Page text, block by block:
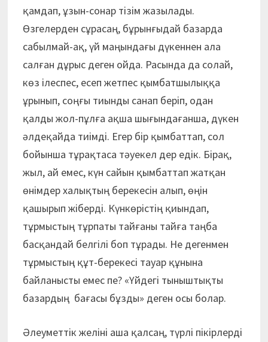
қамдап, ұзын-сонар тізім жазылады.
Өзгелерден сұрасаң, бұрынғыдай базарда
сабылмай-ақ, үй маңындағы дүкеннен ала
салған дұрыс деген ойда. Расында да солай,
көз ілеспес, есеп жетпес қымбатшылыққа
ұрынып, соңғы тиынды санап беріп, одан
қалды жол-пұлға ақша шығындағанша, дүкен
әлдеқайда тиімді. Егер бір қымбаттап, сол
бойынша тұрақтаса тәуекел дер едік. Бірақ,
жыл, ай емес, күн сайын қымбаттап жатқан
өнімдер халықтың берекесін алып, өңін
қашырып жіберді. Күнкөрістің қиындап,
тұрмыстың тұрпаты тайғаны тайға таңба
басқандай белгілі боп тұрады. Не дегенмен
тұрмыстың құт-берекесі тауар құнына
байланысты емес пе? «Үйдегі тыныштықты
базардың бағасы бұзды» деген осы болар.
Әлеуметтік желіні аша қалсаң, түрлі пікірлерді